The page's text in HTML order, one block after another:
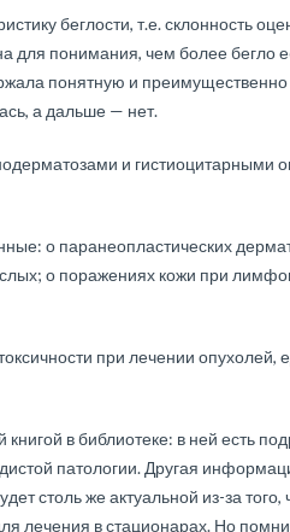
беглости, т.е. склонность
для понимания, чем более бегло
понятную и
а дальше — нет.
и гистиоцитарными
о паранеопластических
о поражениях кожи при
при лечении опухолей,
книгой в библиотеке: в ней есть
патологии. Другая
столь же актуальной из-за
лечения в стационарах. Но